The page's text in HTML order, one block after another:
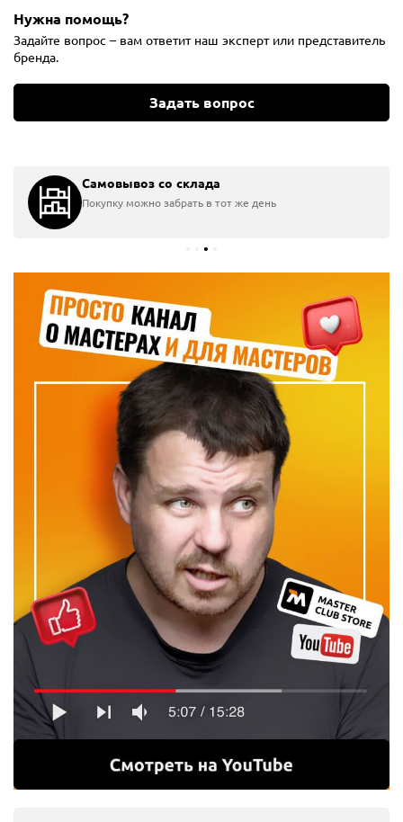
Нужна помощь?
Задайте вопрос – вам ответит наш эксперт или представитель
бренда.
Задать вопрос
Самовывоз со склада
Покупку можно забрать в тот же день